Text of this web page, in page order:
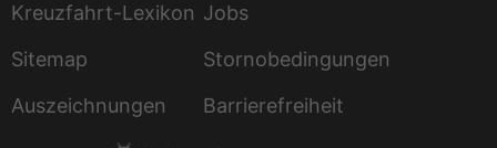
Kreuzfahrt-Lexikon Jobs
Sitemap
Stornobedingungen
Auszeichnungen
Barrierefreiheit